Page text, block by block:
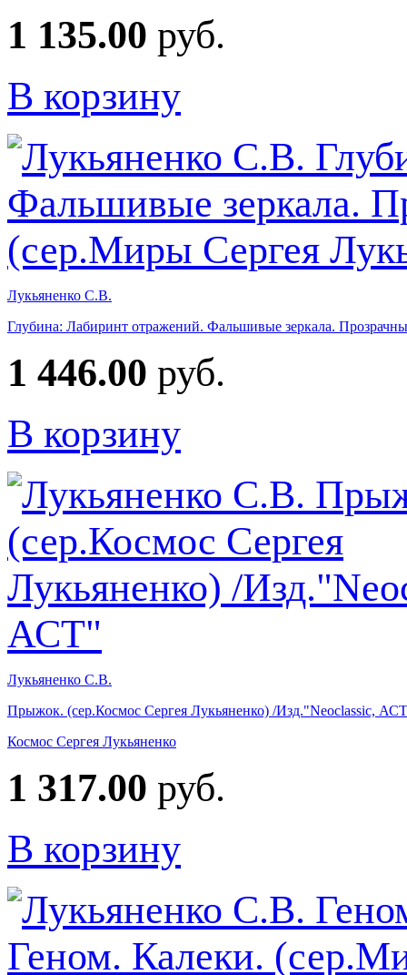
1 135.00 руб.
В корзину
Лукьяненко С.В.
Глубина: Лабиринт отражений. Фальшивые зеркала.
1 446.00 руб.
В корзину
Лукьяненко С.В.
Прыжок. (сер.Космос Сергея Лукьяненко) /Изд."Neoclassic,
Космос Сергея Лукьяненко
1 317.00 руб.
В корзину